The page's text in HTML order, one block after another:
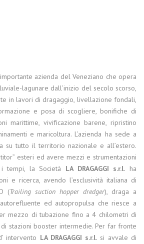
azienda del Veneziano che opera
lagunare dall’inizio del secolo scorso,
in lavori di dragaggio, livellazione fondali,
e posa di scogliere, bonifiche di
marittime, vivificazione barene, ripristino
e maricoltura. L’azienda ha sede a
su tutto il territorio nazionale e all’estero.
esteri ed avere mezzi e strumentazioni
tempi, la Società LA DRAGAGGI s.r.l. ha
e ricerca, avendo l’esclusività italiana di
(Trailing suction hopper dredger), draga a
autorefluente ed autopropulsa che riesce a
mezzo di tubazione fino a 4 chilometri di
di stazioni booster intermedie. Per far fronte
intervento LA DRAGAGGI s.r.l. si avvale di